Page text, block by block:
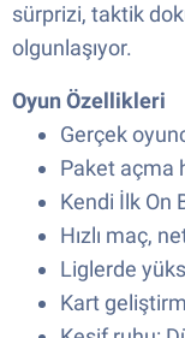
sürprizi, taktik
olgunlaşıyor.
Oyun Özellikleri
Gerçek
Paket açma
Kendi İlk On
Hızlı maç,
Liglerde
Kart